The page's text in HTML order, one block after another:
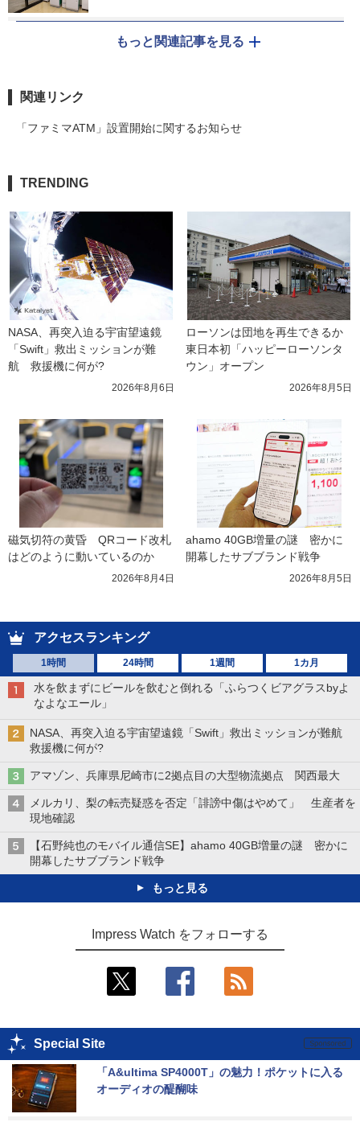
もっと関連記事を見る
関連リンク
「ファミマATM」設置開始に関するお知らせ
TRENDING
NASA、再突入迫る宇宙望遠鏡
「Swift」救出ミッションが難
航　救援機に何が?
2026年8月6日
ローソンは団地を再生できるか
東日本初「ハッピーローソンタ
ウン」オープン
2026年8月5日
磁気切符の黄昏　QRコード改札
はどのように動いているのか
2026年8月4日
ahamo 40GB増量の謎　密かに
開幕したサブブランド戦争
2026年8月5日
アクセスランキング
1時間 24時間 1週間 1カ月
水を飲まずにビールを飲むと倒れる「ふらつくビアグラスbyよ
なよなエール」
NASA、再突入迫る宇宙望遠鏡「Swift」救出ミッションが難航
救援機に何が?
アマゾン、兵庫県尼崎市に2拠点目の大型物流拠点 関西最大
メルカリ、梨の転売疑惑を否定「誹謗中傷はやめて」 生産者を
現地確認
【石野純也のモバイル通信SE】ahamo 40GB増量の謎 密かに
開幕したサブブランド戦争
もっと見る
Impress Watch をフォローする
Special Site
「A&ultima SP4000T」の魅力！ポケットに入る
オーディオの醍醐味